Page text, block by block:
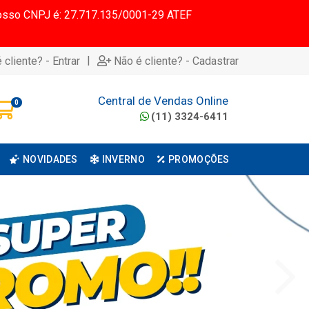
CNPJ é: 27.717.135/0001-29 ATEF
cliente? - Entrar | Não é cliente? - Cadastrar
0 Central de Vendas Online
(11) 3324-6411
NOVIDADES INVERNO PROMOÇÕES